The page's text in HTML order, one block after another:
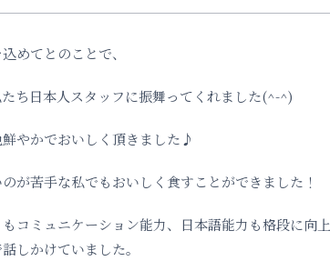
めてとのことで、
ち日本人スタッフに振舞ってくれました(^-^)
やかでおいしく頂きました♪
が苦手な私でもおいしく食すことができました！
コミュニケーション能力、日本語能力も格段に向上
しかけていました。